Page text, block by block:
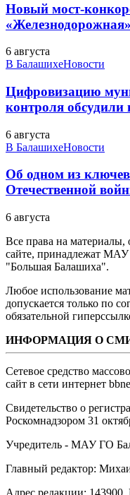
Новый мост-
6 августа
В БалашихеНовости
Цифровизацию
контроля
6 августа
В БалашихеНовости
Об одном из
Отечественной
6 августа
Все права на
сайте, принадлежат
"Большая Балашиха".
Любое использование
допускается только по
обязательной
ИНФОРМАЦИЯ О
Сетевое средство
сайт в сети интернет
Свидетельство о
Роскомнадзором 31
Учредитель - МАУ ГО
Главный редактор: